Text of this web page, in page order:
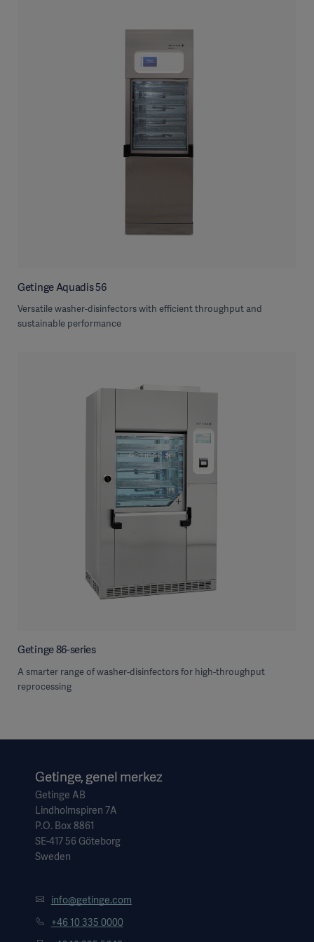
Getinge Aquadis 56
Versatile washer-disinfectors with efficient throughput and
sustainable performance
Getinge 86-series
A smarter range of washer-disinfectors for high-throughput
reprocessing
Getinge, genel merkez
Getinge AB
Lindholmspiren 7A
P.O. Box 8861
SE-417 56 Göteborg
Sweden
info@getinge.com
+46 10 335 0000